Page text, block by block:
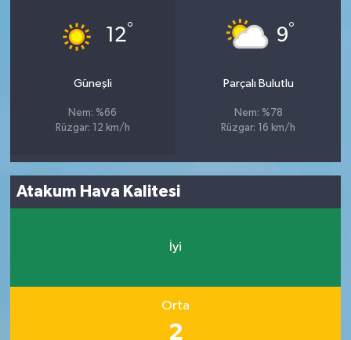
12°
Güneşli
Nem: %66
Rüzgar: 12 km/h
9°
Parçalı Bulutlu
Nem: %78
Rüzgar: 16 km/h
Atakum Hava Kalitesi
İyi
Orta
2